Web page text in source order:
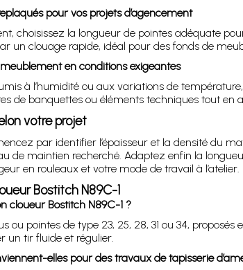
pour vos projets d’agencement
choisissez la longueur de pointes adéquate
un clouage rapide, idéal pour des fonds de
en conditions exigeantes
à l’humidité ou aux variations de
de banquettes ou éléments techniques tout en
votre projet
par identifier l’épaisseur et la densité du
de maintien recherché. Adaptez enfin la
en rouleaux et votre mode de travail à l’atelier.
Bostitch N89C-1
cloueur Bostitch N89C-1 ?
ou pointes de type 23, 25, 28, 31 ou 34,
un tir fluide et régulier.
elles pour des travaux de tapisserie